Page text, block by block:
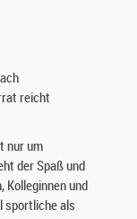
reicht
nur um
der Spaß und
Kolleginnen und
sportliche als